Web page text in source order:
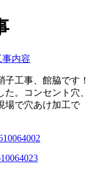
事内容
工事、館脇です！
。コンセント穴、
場で穴あけ加工で